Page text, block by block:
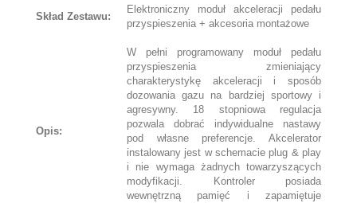
Skład Zestawu:
Elektroniczny moduł akceleracji pedału
przyspieszenia + akcesoria montażowe
Opis:
W pełni programowany moduł pedału
przyspieszenia zmieniający
charakterystykę akceleracji i sposób
dozowania gazu na bardziej sportowy i
agresywny. 18 stopniowa regulacja
pozwala dobrać indywidualne nastawy
pod własne preferencje. Akcelerator
instalowany jest w schemacie plug & play
i nie wymaga żadnych towarzyszących
modyfikacji. Kontroler posiada
wewnętrzną pamięć i zapamiętuje